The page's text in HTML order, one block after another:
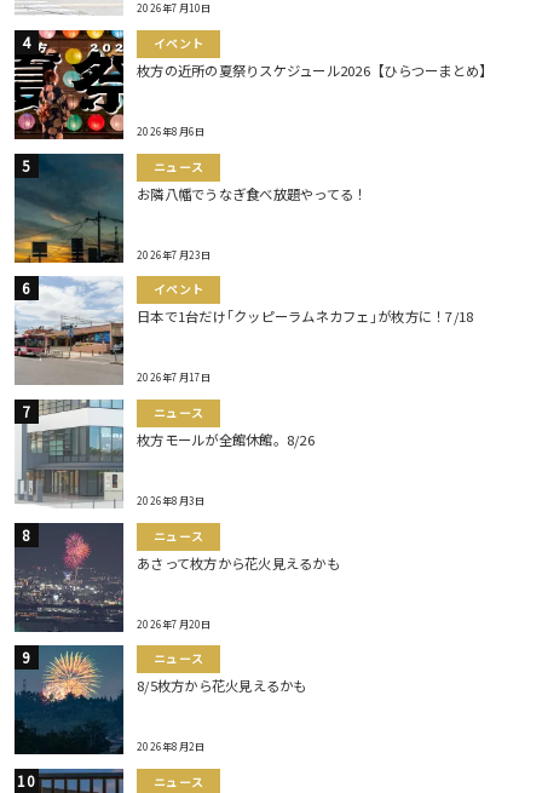
2026年7月10日
イベント
枚方の近所の夏祭りスケジュール2026【ひらつーまとめ】
2026年8月6日
ニュース
お隣八幡でうなぎ食べ放題やってる！
2026年7月23日
イベント
日本で1台だけ｢クッピーラムネカフェ｣が枚方に！7/18
2026年7月17日
ニュース
枚方モールが全館休館。8/26
2026年8月3日
ニュース
あさって枚方から花火見えるかも
2026年7月20日
ニュース
8/5枚方から花火見えるかも
2026年8月2日
ニュース